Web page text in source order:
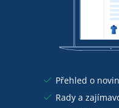
Přehled o
Rady a